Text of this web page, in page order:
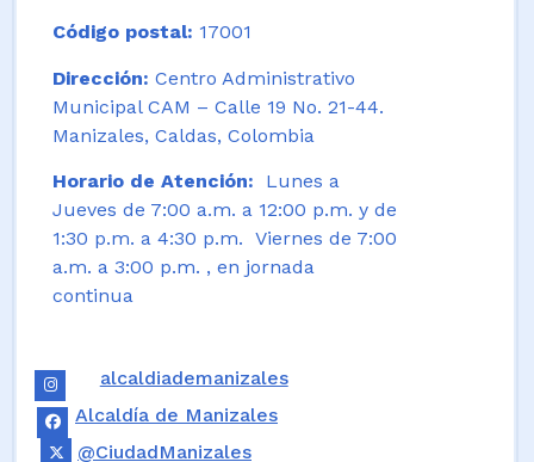
Código postal: 17001
Dirección: Centro Administrativo
Municipal CAM – Calle 19 No. 21-44.
Manizales, Caldas, Colombia
Horario de Atención: Lunes a
Jueves de 7:00 a.m. a 12:00 p.m. y de
1:30 p.m. a 4:30 p.m. Viernes de 7:00
a.m. a 3:00 p.m. , en jornada
continua
alcaldiademanizales
Alcaldía de Manizales
@CiudadManizales